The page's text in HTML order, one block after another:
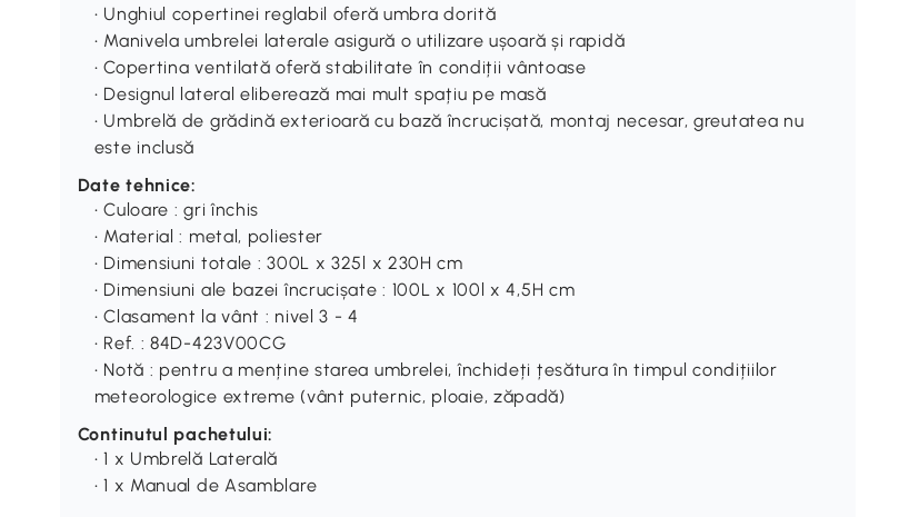
• Unghiul copertinei reglabil oferă umbra dorită
• Manivela umbrelei laterale asigură o utilizare ușoară și rapidă
• Copertina ventilată oferă stabilitate în condiții vântoase
• Designul lateral eliberează mai mult spațiu pe masă
• Umbrelă de grădină exterioară cu bază încrucișată, montaj necesar, greutatea nu
este inclusă
Date tehnice:
• Culoare : gri închis
• Material : metal, poliester
• Dimensiuni totale : 300L x 325l x 230H cm
• Dimensiuni ale bazei încrucișate : 100L x 100l x 4,5H cm
• Clasament la vânt : nivel 3 - 4
• Ref. : 84D-423V00CG
• Notă : pentru a menține starea umbrelei, închideți țesătura în timpul condițiilor
meteorologice extreme (vânt puternic, ploaie, zăpadă)
Continutul pachetului:
• 1 x Umbrelă Laterală
• 1 x Manual de Asamblare